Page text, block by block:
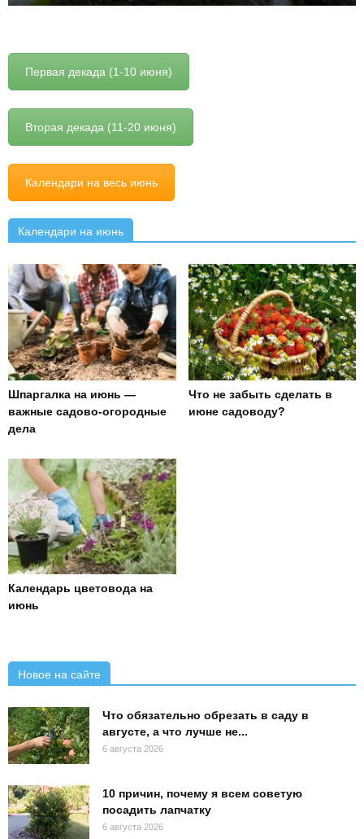
Первая декада (1-10 июня)
Вторая декада (11-20 июня)
Календари на весь июнь
Календари на июнь
Шпаргалка на июнь —
важные садово-огородные
дела
Что не забыть сделать в
июне садоводу?
Календарь цветовода на
июнь
Новое на сайте
Что обязательно обрезать в саду в
августе, а что лучше не...
6 августа 2026
10 причин, почему я всем советую
посадить лапчатку
6 августа 2026